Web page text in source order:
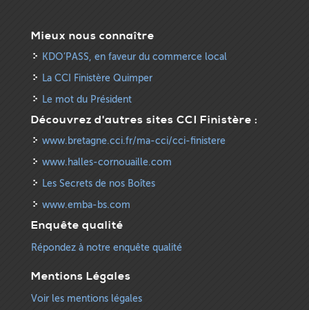
Mieux nous connaître
KDO’PASS, en faveur du commerce local
La CCI Finistère Quimper
Le mot du Président
Découvrez d'autres sites CCI Finistère :
www.bretagne.cci.fr/ma-cci/cci-finistere
www.halles-cornouaille.com
Les Secrets de nos Boîtes
www.emba-bs.com
Enquête qualité
Répondez à notre enquête qualité
Mentions Légales
Voir les mentions légales